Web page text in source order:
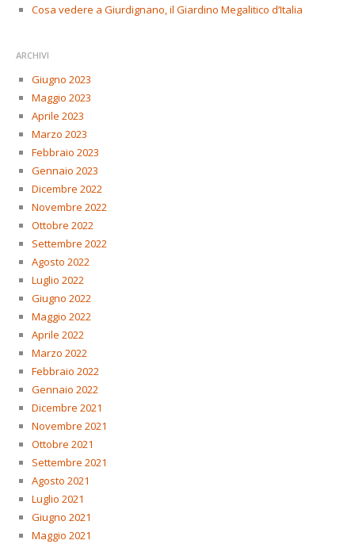
Cosa vedere a Giurdignano, il Giardino Megalitico d’Italia
ARCHIVI
Giugno 2023
Maggio 2023
Aprile 2023
Marzo 2023
Febbraio 2023
Gennaio 2023
Dicembre 2022
Novembre 2022
Ottobre 2022
Settembre 2022
Agosto 2022
Luglio 2022
Giugno 2022
Maggio 2022
Aprile 2022
Marzo 2022
Febbraio 2022
Gennaio 2022
Dicembre 2021
Novembre 2021
Ottobre 2021
Settembre 2021
Agosto 2021
Luglio 2021
Giugno 2021
Maggio 2021